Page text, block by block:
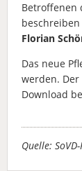
Betroffenen
Florian
Das neue
werden.
Download
Quelle: